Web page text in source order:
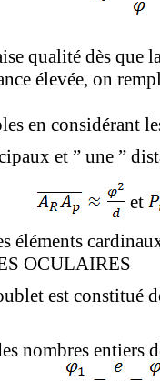
qualité dès
élevée, on
en considérant
et ” une ”
et
OCULAIRES
est constitué
nombres entiers